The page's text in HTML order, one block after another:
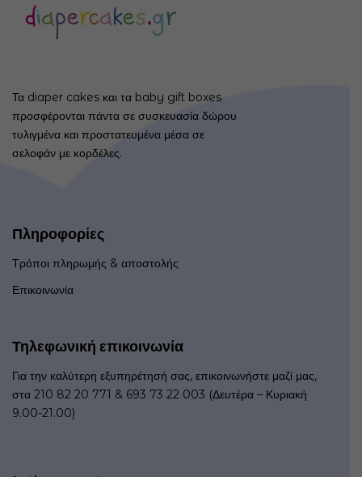
Τα diaper cakes και τα baby gift boxes
προσφέρονται πάντα σε συσκευασία δώρου
τυλιγμένα και προστατευμένα μέσα σε
σελοφάν με κορδέλες.
Πληροφορίες
Τρόποι πληρωμής & αποστολής
Επικοινωνία
Τηλεφωνική επικοινωνία
Για την καλύτερη εξυπηρέτησή σας, επικοινωνήστε μαζί μας,
στα 210 82 20 771 & 693 73 22 003 (Δευτέρα – Κυριακή
9.00-21.00)